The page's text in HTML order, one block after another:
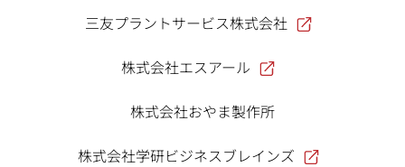
三友プラントサービス株式会社
株式会社エスアール
株式会社おやま製作所
株式会社学研ビジネスブレインズ